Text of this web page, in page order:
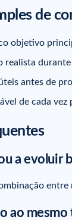
de
objetivo
realista durante
antes de
de cada vez
a evoluir
ao mesmo